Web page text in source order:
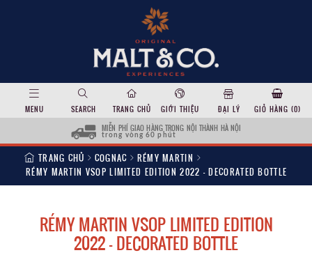
MENU SEARCH TRANG CHỦ GIỚI THIỆU ĐẠI LÝ GIỎ HÀNG (0)
MIỄN PHÍ GIAO HÀNG TRONG NỘI THÀNH HÀ NỘI
trong vòng 60 phút
TRANG CHỦ COGNAC
RÉMY MARTIN
RÉMY MARTIN VSOP LIMITED EDITION 2022 – DECORATED BOTTLE
RÉMY MARTIN VSOP LIMITED EDITION
2022 – DECORATED BOTTLE